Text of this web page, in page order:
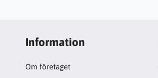
Information
Om företaget